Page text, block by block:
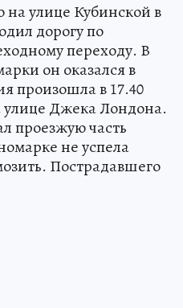
улице Кубинской в
дорогу по
переходу. В
он оказался в
произошла в 17.40
Джека Лондона.
проезжую часть
не успела
Пострадавшего